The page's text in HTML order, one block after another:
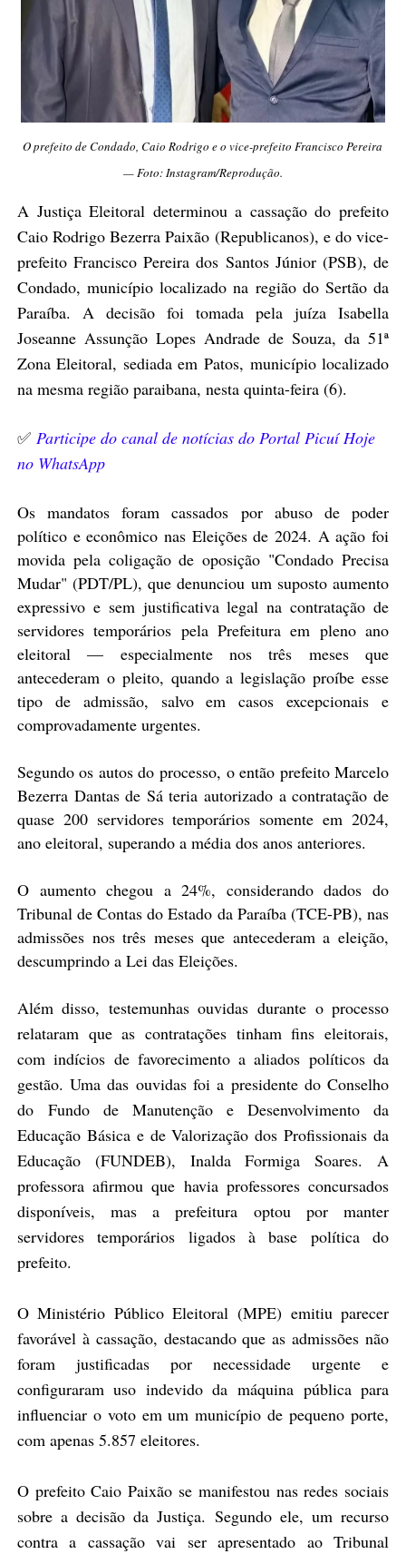
O prefeito de Condado, Caio Rodrigo e o vice-prefeito Francisco Pereira
— Foto: Instagram/Reprodução.
A Justiça Eleitoral determinou a cassação do prefeito
Caio Rodrigo Bezerra Paixão (Republicanos), e do vice-
prefeito Francisco Pereira dos Santos Júnior (PSB), de
Condado, município localizado na região do Sertão da
Paraíba. A decisão foi tomada pela juíza Isabella
Joseanne Assunção Lopes Andrade de Souza, da 51ª
Zona Eleitoral, sediada em Patos, município localizado
na mesma região paraibana, nesta quinta-feira (6).
✅ Participe do canal de notícias do Portal Picuí Hoje
no WhatsApp
Os mandatos foram cassados por abuso de poder
político e econômico nas Eleições de 2024. A ação foi
movida pela coligação de oposição "Condado Precisa
Mudar" (PDT/PL), que denunciou um suposto aumento
expressivo e sem justificativa legal na contratação de
servidores temporários pela Prefeitura em pleno ano
eleitoral — especialmente nos três meses que
antecederam o pleito, quando a legislação proíbe esse
tipo de admissão, salvo em casos excepcionais e
comprovadamente urgentes.
Segundo os autos do processo, o então prefeito Marcelo
Bezerra Dantas de Sá teria autorizado a contratação de
quase 200 servidores temporários somente em 2024,
ano eleitoral, superando a média dos anos anteriores.
O aumento chegou a 24%, considerando dados do
Tribunal de Contas do Estado da Paraíba (TCE-PB), nas
admissões nos três meses que antecederam a eleição,
descumprindo a Lei das Eleições.
Além disso, testemunhas ouvidas durante o processo
relataram que as contratações tinham fins eleitorais,
com indícios de favorecimento a aliados políticos da
gestão. Uma das ouvidas foi a presidente do Conselho
do Fundo de Manutenção e Desenvolvimento da
Educação Básica e de Valorização dos Profissionais da
Educação (FUNDEB), Inalda Formiga Soares. A
professora afirmou que havia professores concursados
disponíveis, mas a prefeitura optou por manter
servidores temporários ligados à base política do
prefeito.
O Ministério Público Eleitoral (MPE) emitiu parecer
favorável à cassação, destacando que as admissões não
foram justificadas por necessidade urgente e
configuraram uso indevido da máquina pública para
influenciar o voto em um município de pequeno porte,
com apenas 5.857 eleitores.
O prefeito Caio Paixão se manifestou nas redes sociais
sobre a decisão da Justiça. Segundo ele, um recurso
contra a cassação vai ser apresentado ao Tribunal